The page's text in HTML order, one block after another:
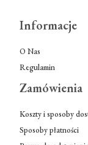
Informacje
O Nas
Regulamin
Zamówienia
Koszty i sposoby
Sposoby płatności